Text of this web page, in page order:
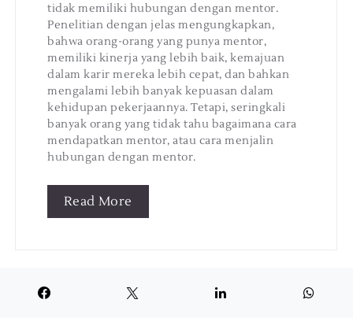
tidak memiliki hubungan dengan mentor.
Penelitian dengan jelas mengungkapkan,
bahwa orang-orang yang punya mentor,
memiliki kinerja yang lebih baik, kemajuan
dalam karir mereka lebih cepat, dan bahkan
mengalami lebih banyak kepuasan dalam
kehidupan pekerjaannya. Tetapi, seringkali
banyak orang yang tidak tahu bagaimana cara
mendapatkan mentor, atau cara menjalin
hubungan dengan mentor.
Read More